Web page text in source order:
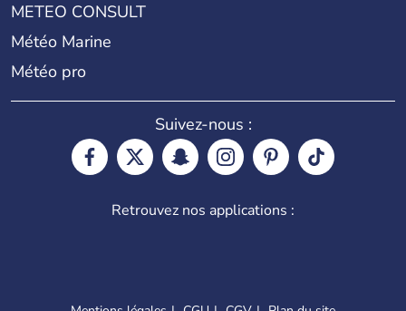
METEO CONSULT
Météo Marine
Météo pro
Suivez-nous :
Retrouvez nos applications :